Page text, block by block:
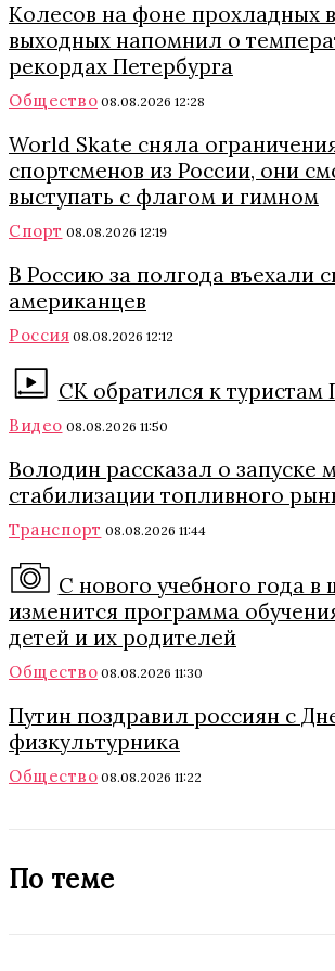
Колесов на фоне прохладных
выходных напомнил о
рекордах Петербурга
Общество 08.08.2026 12:28
World Skate сняла
спортсменов из России, они
выступать с флагом и гимном
Спорт 08.08.2026 12:19
В Россию за полгода въехали
американцев
Россия 08.08.2026 12:12
СК обратился к туристам
Видео 08.08.2026 11:50
Володин рассказал о запуске
стабилизации топливного
Транспорт 08.08.2026 11:44
С нового учебного года в
изменится программа
детей и их родителей
Общество 08.08.2026 11:30
Путин поздравил россиян с
физкультурника
Общество 08.08.2026 11:22
По теме